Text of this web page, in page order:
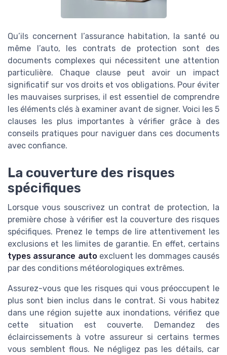
Qu’ils concernent l’assurance habitation, la santé ou
même l’auto, les contrats de protection sont des
documents complexes qui nécessitent une attention
particulière. Chaque clause peut avoir un impact
significatif sur vos droits et vos obligations. Pour éviter
les mauvaises surprises, il est essentiel de comprendre
les éléments clés à examiner avant de signer. Voici les 5
clauses les plus importantes à vérifier grâce à des
conseils pratiques pour naviguer dans ces documents
avec confiance.
La couverture des risques
spécifiques
Lorsque vous souscrivez un contrat de protection, la
première chose à vérifier est la couverture des risques
spécifiques. Prenez le temps de lire attentivement les
exclusions et les limites de garantie. En effet, certains
types assurance auto excluent les dommages causés
par des conditions météorologiques extrêmes.
Assurez-vous que les risques qui vous préoccupent le
plus sont bien inclus dans le contrat. Si vous habitez
dans une région sujette aux inondations, vérifiez que
cette situation est couverte. Demandez des
éclaircissements à votre assureur si certains termes
vous semblent flous. Ne négligez pas les détails, car